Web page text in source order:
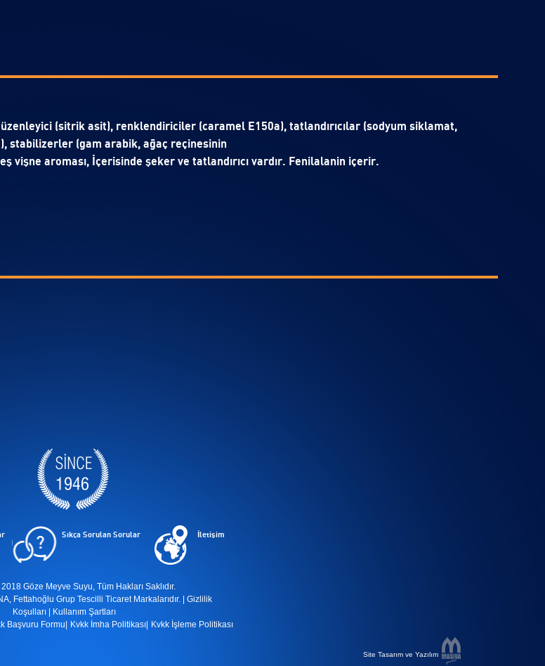
(sitrik asit), renklendiriciler (caramel E150a), tatlandırıcılar (sodyum siklamat,
stabilizerler (gam arabik, ağaç reçinesinin
vişne aroması, İçerisinde şeker ve tatlandırıcı vardır. Fenilalanin içerir.
Sıkça Sorulan Sorular İletişim
Göze Meyve Suyu, Tüm Hakları Saklıdır.
Fettahoğlu Grup Tescilli Ticaret Markalarıdır. | Gizlilik
Koşulları
Kullanım Şartları
Başvuru Formu Kvkk İmha Politikası| Kvkk İşleme Politikası
Site Tasarım ve Yazılım